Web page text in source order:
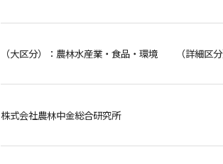
（大区分）：農林水産業・食品・環境 （詳細区
株式会社農林中金総合研究所